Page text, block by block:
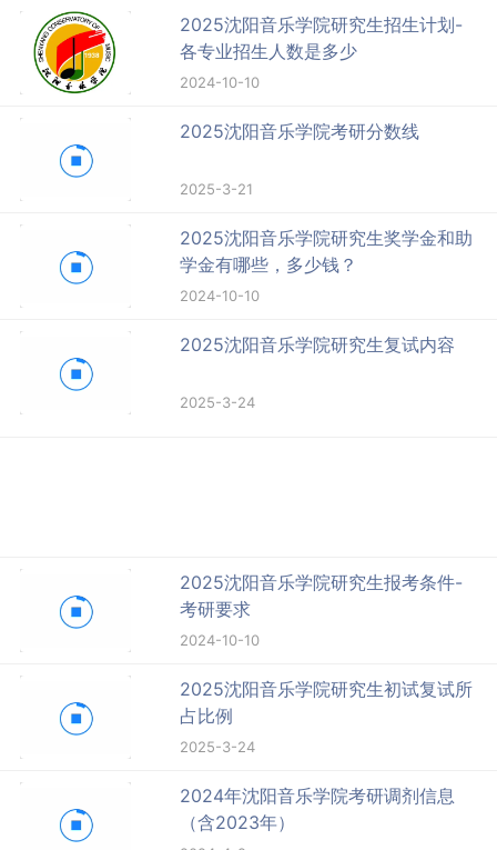
2025沈阳音乐学院研究生招生计划-
各专业招生人数是多少
2024-10-10
2025沈阳音乐学院考研分数线
2025-3-21
2025沈阳音乐学院研究生奖学金和助
学金有哪些，多少钱？
2024-10-10
2025沈阳音乐学院研究生复试内容
2025-3-24
2025沈阳音乐学院研究生报考条件-
考研要求
2024-10-10
2025沈阳音乐学院研究生初试复试所
占比例
2025-3-24
2024年沈阳音乐学院考研调剂信息
（含2023年）